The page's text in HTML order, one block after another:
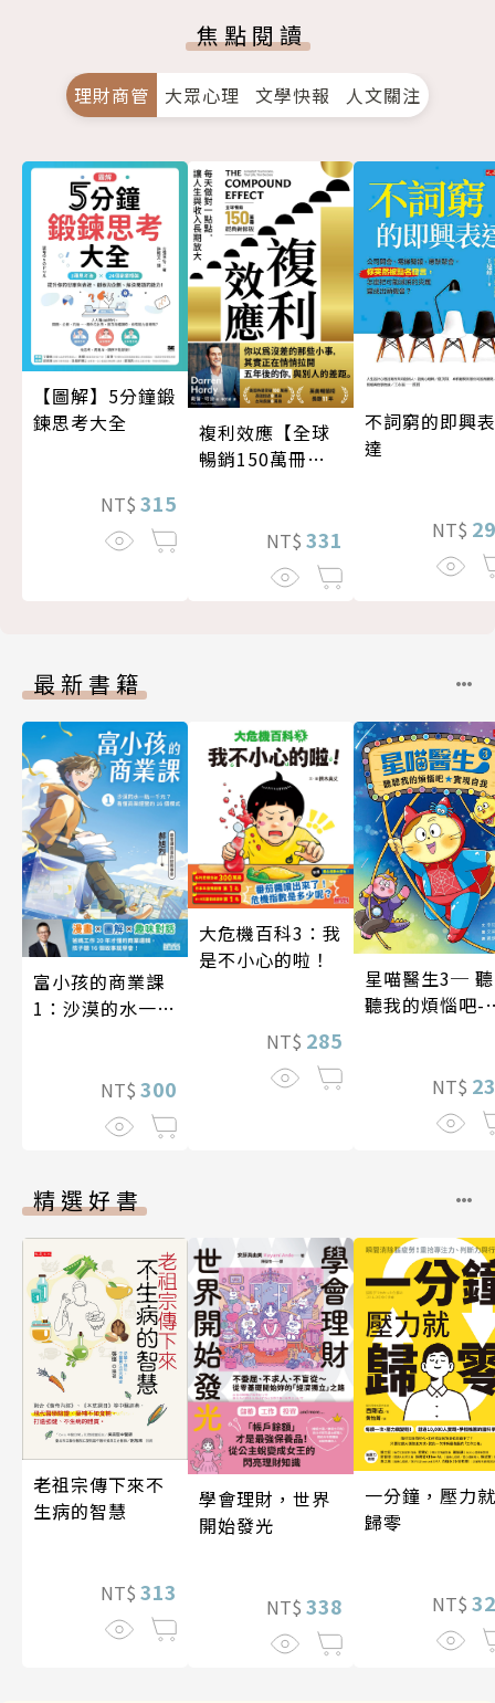
焦點閱讀
理財商管 大眾心理 文學快報 人文關注
【圖解】5分鐘鍛
鍊思考大全
NT$ 315
複利效應【全球
暢銷150萬冊・
NT$ 331
不詞窮的即興表
達
NT$
最新書籍
富小孩的商業課
1：沙漠的水一瓶
NT$ 300
大危機百科3：我
是不小心的啦！
NT$ 285
星喵醫生3─ 聽
聽我的煩惱吧-
NT$
精選好書
老祖宗傳下來不
生病的智慧
NT$ 313
學會理財，世界
開始發光
NT$ 338
一分鐘，壓力就
歸零
NT$